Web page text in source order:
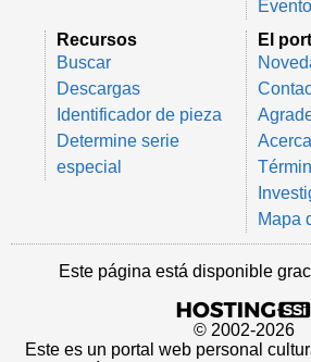
Recursos
Buscar
Descargas
Identificador de pieza
Determine serie
especial
El
Mapa
Este página está disponible
© 2002-2026
Este es un portal web personal